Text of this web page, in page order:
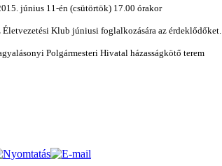
június 11-én (csütörtök) 17.00 órakor
Életvezetési Klub júniusi foglalkozására az érdeklődőket.
Polgármesteri Hivatal házasságkötő terem